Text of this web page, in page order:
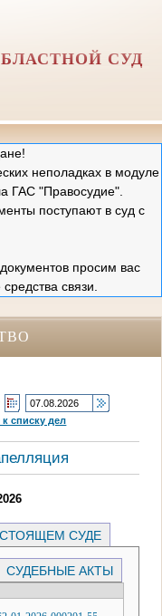
СУД
неполадках в модуле
ГАС "Правосудие".
поступают в суд с
просим вас
связи.
списку дел
СУДЕ
СУДЕБНЫЕ АКТЫ